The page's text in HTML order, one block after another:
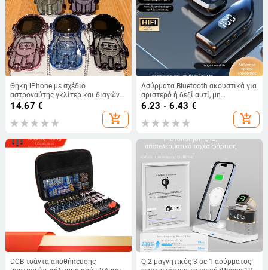
Θήκη iPhone με σχέδιο
αστροναύτης γκλίτερ και διαγώνια
αλυσίδα κρεμάσματος, TPU,
χειροποίητη, στυλ: καρτούν/μόδα/
ελαφρύς πολυτελής, προστασία:
αντίσταση στην πτώση, συμβατή
με Apple iPhone
14.67 €
add_shopping_cart
Ασύρματα Bluetooth ακουστικά για
αριστερό ή δεξί αυτί, μη
ενδοκαναλικά, μακρά διάρκεια
6.23 - 6.43 €
add_shopping_cart
DCB τσάντα αποθήκευσης
Qi2 μαγνητικός 3-σε-1 ασύρματος